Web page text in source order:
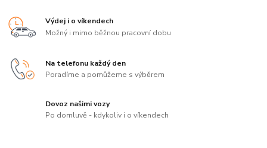
Výdej i o víkendech
Možný i mimo běžnou pracovní dobu
Na telefonu každý den
Poradíme a pomůžeme s výběrem
Dovoz našimi vozy
Po domluvě - kdykoliv i o víkendech